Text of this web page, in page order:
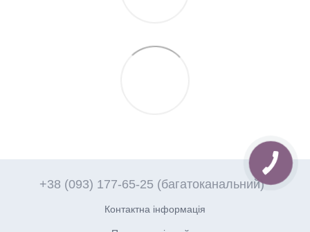
+38 (093) 177-65-25 (багатоканальний)
Контактна інформація